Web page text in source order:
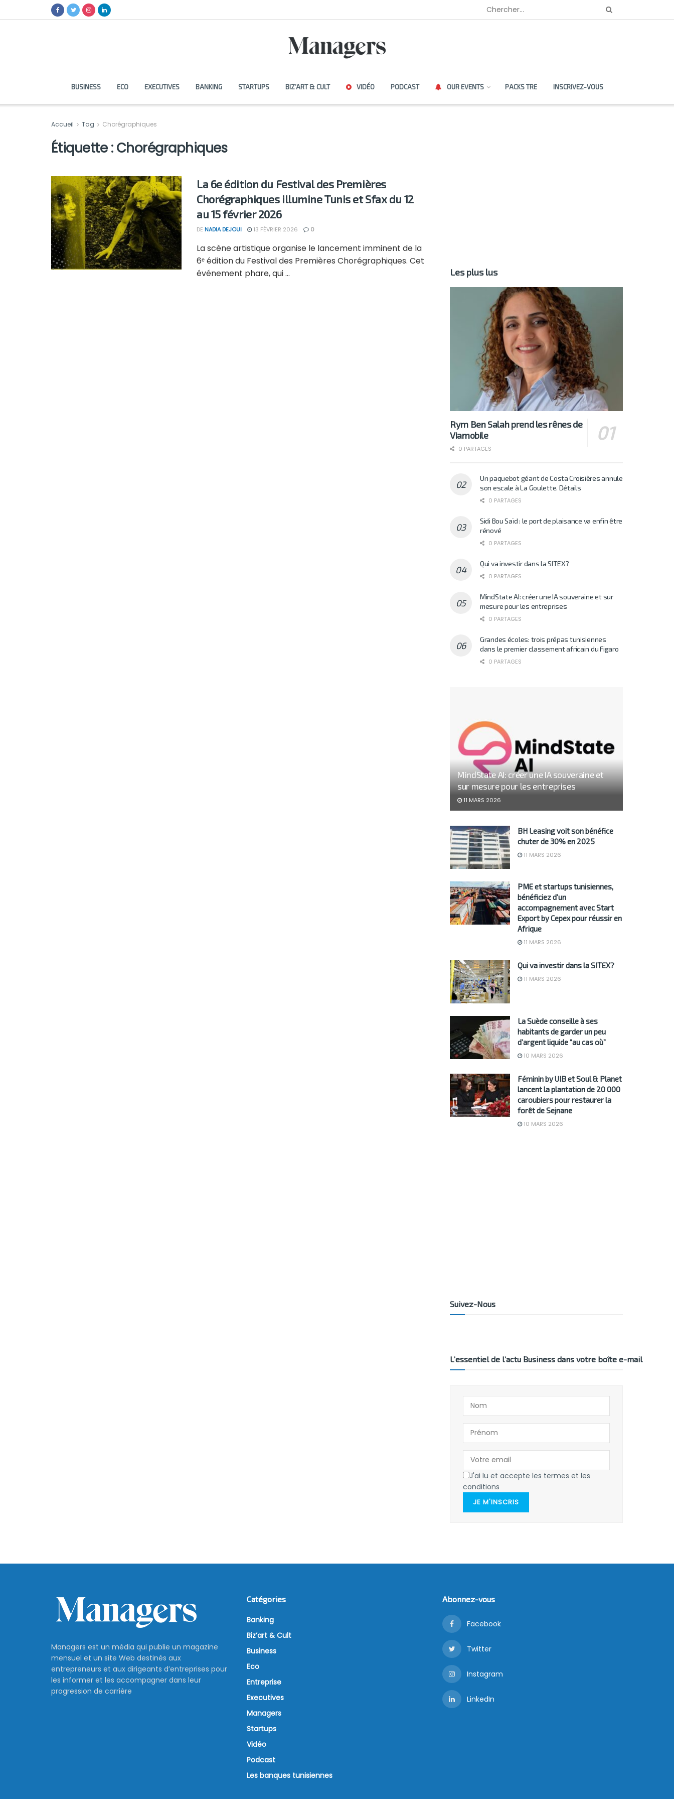
BUSINESS ECO EXECUTIVES BANKING STARTUPS BIZ’ART & CULT VIDÉO PODCAST OUR EVENTS PACKS TRE INSCRIVEZ-VOUS
Accueil Tag Chorégraphiques
Étiquette :Chorégraphiques
La 6e édition du Festival des Premières
Chorégraphiques illumine Tunis et Sfax du 12
au 15 février 2026
DE NADIA DEJOUI 13 FÉVRIER 2026 0
La scène artistique organise le lancement imminent de la
6ᵉ édition du Festival des Premières Chorégraphiques. Cet
événement phare, qui ...
Les plus lus
Rym Ben Salah prend les rênes de
Viamobile
0 PARTAGES
Un paquebot géant de Costa Croisières annule
son escale à La Goulette. Détails
0 PARTAGES
Sidi Bou Saïd : le port de plaisance va enfin être
rénové
0 PARTAGES
Qui va investir dans la SITEX?
0 PARTAGES
MindState AI: créer une IA souveraine et sur
mesure pour les entreprises
0 PARTAGES
Grandes écoles: trois prépas tunisiennes
dans le premier classement africain du Figaro
0 PARTAGES
MindState AI: créer une IA souveraine et
sur mesure pour les entreprises
11 MARS 2026
BH Leasing voit son bénéfice
chuter de 30% en 2025
11 MARS 2026
PME et startups tunisiennes,
bénéficiez d’un
accompagnement avec Start
Export by Cepex pour réussir en
Afrique
11 MARS 2026
Qui va investir dans la SITEX?
11 MARS 2026
La Suède conseille à ses
habitants de garder un peu
d’argent liquide “au cas où”
10 MARS 2026
Féminin by UIB et Soul & Planet
lancent la plantation de 20 000
caroubiers pour restaurer la
forêt de Sejnane
10 MARS 2026
Suivez-Nous
L’essentiel de l’actu Business dans votre boîte e-mail
J'ai lu et accepte les termes et les
conditions
JE M'INSCRIS
Managers est un média qui publie un magazine
mensuel et un site Web destinés aux
entrepreneurs et aux dirigeants d’entreprises pour
les informer et les accompagner dans leur
progression de carrière
Catégories
Banking
Biz’art & Cult
Business
Eco
Entreprise
Executives
Managers
Startups
Vidéo
Podcast
Les banques tunisiennes
Abonnez-vous
Facebook
Twitter
Instagram
LinkedIn